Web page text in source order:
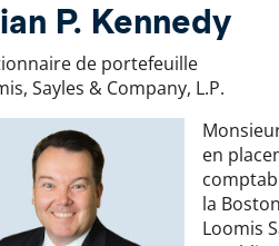
P. Kennedy
de portefeuille
Sayles & Company, L.P.
en
la
Loomis